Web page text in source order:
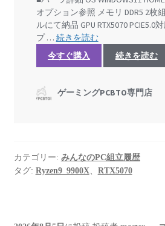
カテゴリー: みんなのPC組立履歴
タグ: Ryzen9_9900X、 RTX5070